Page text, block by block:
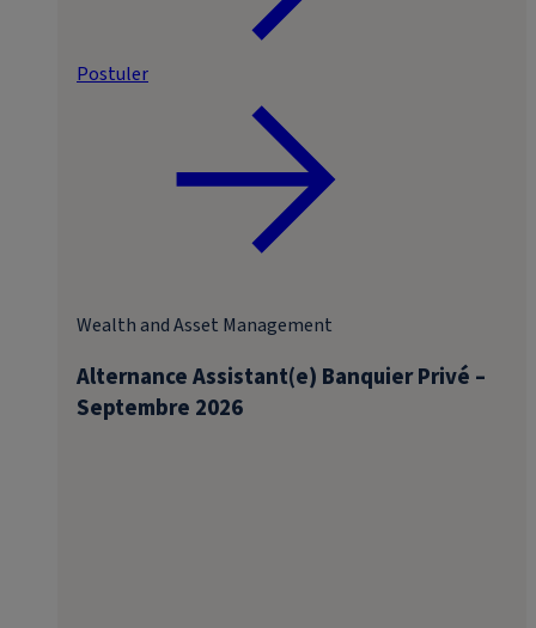
Postuler
Alternance Assistant(e) Banquier Privé –
Septembre 2026
Wealth and Asset Management